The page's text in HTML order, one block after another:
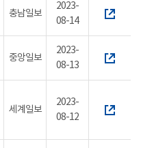
충남일보
2023-
08-14
중앙일보
2023-
08-13
세계일보
2023-
08-12